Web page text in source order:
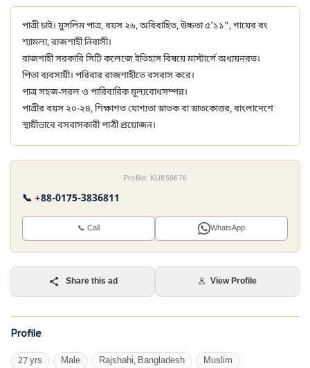
পাত্রী চাই। মুসলিম পাত্র, বয়স ২৬, অবিবাহিত, উচ্চতা ৫'১১", গায়ের রং
শ্যামলা, রাজশাহী নিবাসী।
রাজশাহী সরকারি সিটি কলেজে ইতিহাস বিষয়ে মাস্টার্সে অধ্যয়নরত।
পিতা ব্যবসায়ী। পরিবার রাজশাহীতে বসবাস করে।
পাত্র সহজ-সরল ও পারিবারিক মূল্যবোধসম্পন্ন।
পাত্রীর বয়স ২০-২৪, শিক্ষাগত যোগ্যতা স্নাতক বা স্নাতকোত্তর, বাংলাদেশে
স্থায়ীভাবে বসবাসকারী পাত্রী প্রয়োজন।
Profile: KU858676
📞 +88-0175-3836811
📞 Call WhatsApp
Share this ad View Profile
Profile
27 yrs Male Rajshahi, Bangladesh Muslim